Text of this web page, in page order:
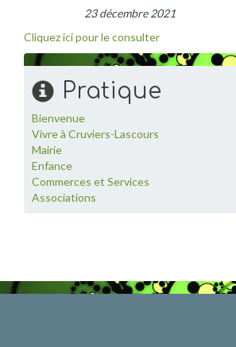
23 décembre 2021
Cliquez ici pour le consulter
Pratique
Bienvenue
Vivre à Cruviers-Lascours
Mairie
Enfance
Commerces et Services
Associations